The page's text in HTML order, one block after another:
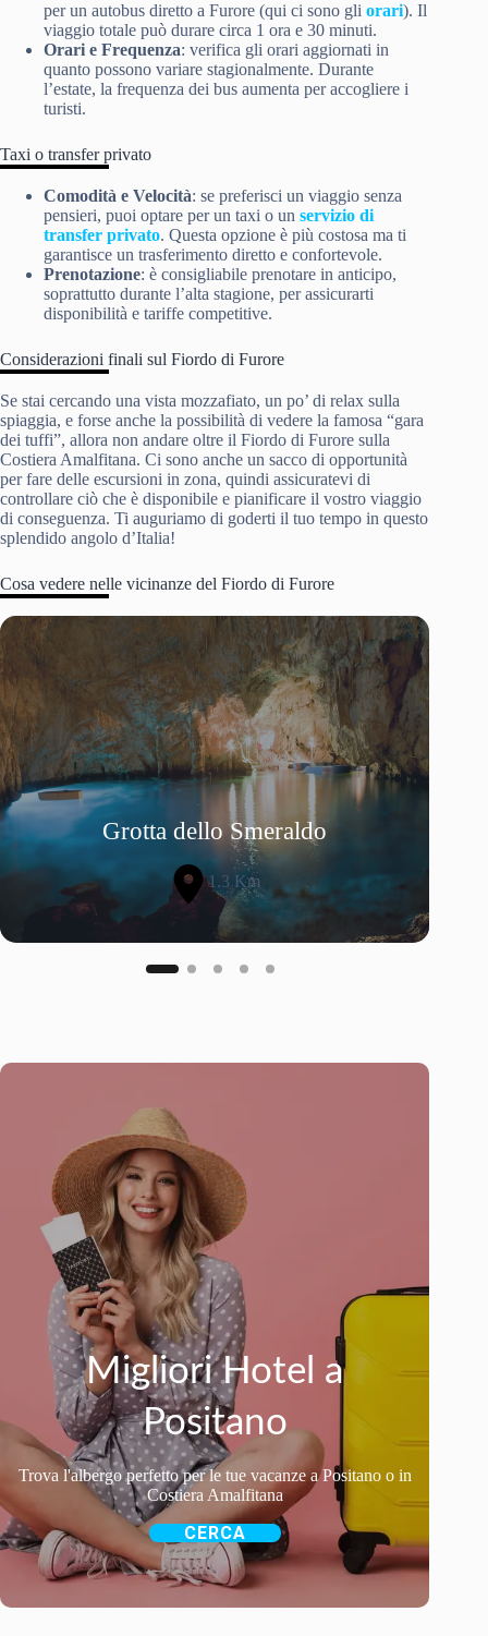
per un autobus diretto a Furore (qui ci sono gli orari). Il
viaggio totale può durare circa 1 ora e 30 minuti.
Orari e Frequenza: verifica gli orari aggiornati in
quanto possono variare stagionalmente. Durante
l’estate, la frequenza dei bus aumenta per accogliere i
turisti.
Taxi o transfer privato
Comodità e Velocità: se preferisci un viaggio senza
pensieri, puoi optare per un taxi o un servizio di
transfer privato. Questa opzione è più costosa ma ti
garantisce un trasferimento diretto e confortevole.
Prenotazione: è consigliabile prenotare in anticipo,
soprattutto durante l’alta stagione, per assicurarti
disponibilità e tariffe competitive.
Considerazioni finali sul Fiordo di Furore
Se stai cercando una vista mozzafiato, un po’ di relax sulla
spiaggia, e forse anche la possibilità di vedere la famosa “gara
dei tuffi”, allora non andare oltre il Fiordo di Furore sulla
Costiera Amalfitana. Ci sono anche un sacco di opportunità
per fare delle escursioni in zona, quindi assicuratevi di
controllare ciò che è disponibile e pianificare il vostro viaggio
di conseguenza. Ti auguriamo di goderti il tuo tempo in questo
splendido angolo d’Italia!
Cosa vedere nelle vicinanze del Fiordo di Furore
Grotta dello Smeraldo
1.3 Km
Migliori Hotel a
Positano
Trova l'albergo perfetto per le tue vacanze a Positano o in
Costiera Amalfitana
CERCA